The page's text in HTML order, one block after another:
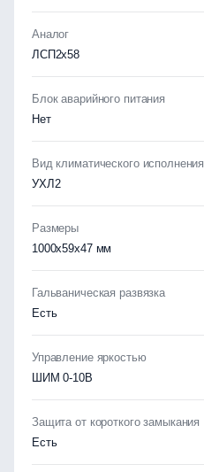
Аналог
ЛСП2х58
Блок аварийного питания
Нет
Вид климатического исполнения
УХЛ2
Размеры
1000х59х47 мм
Гальваническая развязка
Есть
Управление яркостью
ШИМ 0-10В
Защита от короткого замыкания
Есть